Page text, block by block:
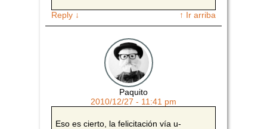
Reply ↓ ↑ Ir arriba
Paquito
2010/12/27 - 11:41 pm
Eso es cierto, la felicitación vía u-